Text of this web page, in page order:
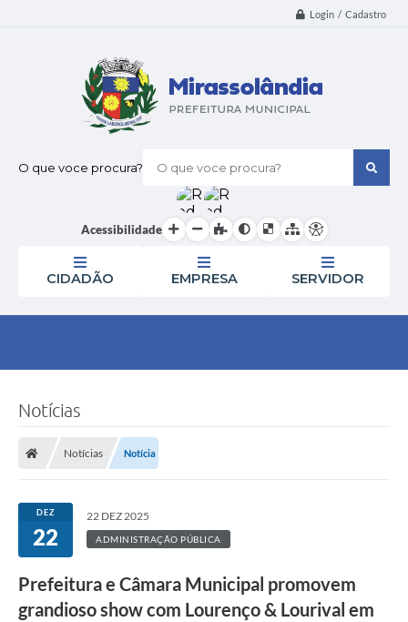
Login / Cadastro
O que voce procura?
Acessibilidade
CIDADÃO EMPRESA SERVIDOR
Notícias
Notícias Notícia
DEZ
22
22 DEZ 2025
ADMINISTRAÇÃO PÚBLICA
Prefeitura e Câmara Municipal promovem
grandioso show com Lourenço & Lourival em